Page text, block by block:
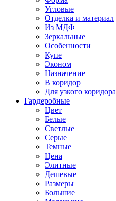
Угловые
Отделка и материал
Из МДФ
Зеркальные
Особенности
Купе
Эконом
Назначение
В коридор
Для узкого коридора
Гардеробные
Цвет
Белые
Светлые
Серые
Темные
Цена
Элитные
Дешевые
Размеры
Большие